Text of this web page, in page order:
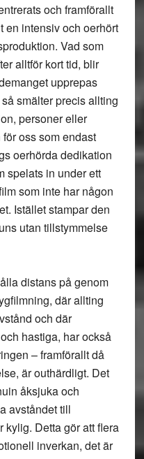
och framförallt
en intensiv och oerhört
Vad som
alltför kort tid, blir
upprepas
smälter precis allting
personer eller
oss som endast
oerhörda dedikation
spelats in under ett
som inte har någon
Istället stampar den
utan tillstymmelse
distans på genom
där allting
och där
hastiga, har också
– framförallt då
är outhärdligt. Det
åksjuka och
avståndet till
kylig. Detta gör att flera
inverkan, det är